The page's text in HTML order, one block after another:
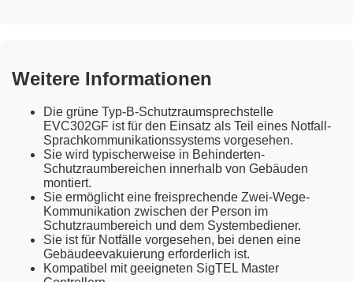
Weitere Informationen
Die grüne Typ-B-Schutzraumsprechstelle
EVC302GF ist für den Einsatz als Teil eines Notfall-
Sprachkommunikationssystems vorgesehen.
Sie wird typischerweise in Behinderten-
Schutzraumbereichen innerhalb von Gebäuden
montiert.
Sie ermöglicht eine freisprechende Zwei-Wege-
Kommunikation zwischen der Person im
Schutzraumbereich und dem Systembediener.
Sie ist für Notfälle vorgesehen, bei denen eine
Gebäudeevakuierung erforderlich ist.
Kompatibel mit geeigneten SigTEL Master